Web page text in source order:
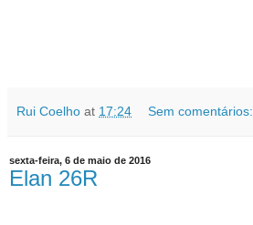
Rui Coelho at 17:24 Sem comentários:
sexta-feira, 6 de maio de 2016
Elan 26R